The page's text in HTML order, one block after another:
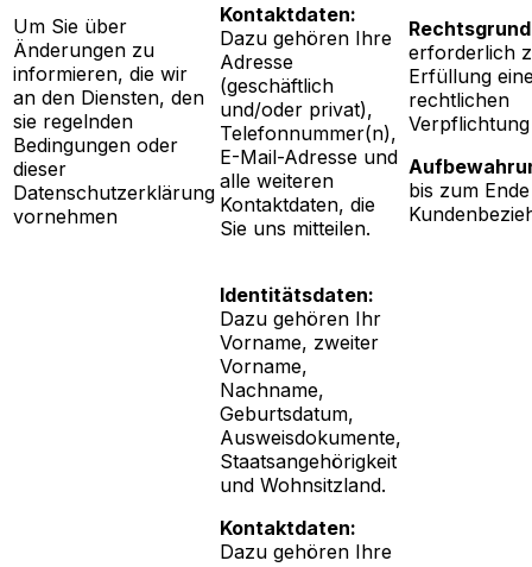
Um Sie über
Änderungen zu
informieren, die wir
an den Diensten, den
sie regelnden
Bedingungen oder
dieser
Datenschutzerklärung
vornehmen
Kontaktdaten:
Dazu gehören Ihre
Adresse
(geschäftlich
und/oder privat),
Telefonnummer(n),
E-Mail-Adresse und
alle weiteren
Kontaktdaten, die
Sie uns mitteilen.
erforderlich
Erfüllung
rechtlichen
Verpflichtung
bis zum
Identitätsdaten:
Dazu gehören Ihr
Vorname, zweiter
Vorname,
Nachname,
Geburtsdatum,
Ausweisdokumente,
Staatsangehörigkeit
und Wohnsitzland.
Kontaktdaten:
Dazu gehören Ihre